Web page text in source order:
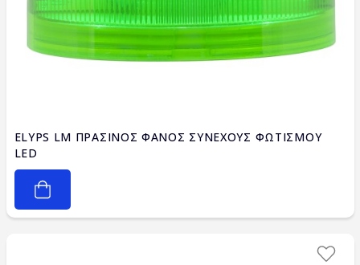
ELYPS LM ΠΡΑΣΙΝΟΣ ΦΑΝΟΣ ΣΥΝΕΧΟΥΣ ΦΩΤΙΣΜΟΥ
LED